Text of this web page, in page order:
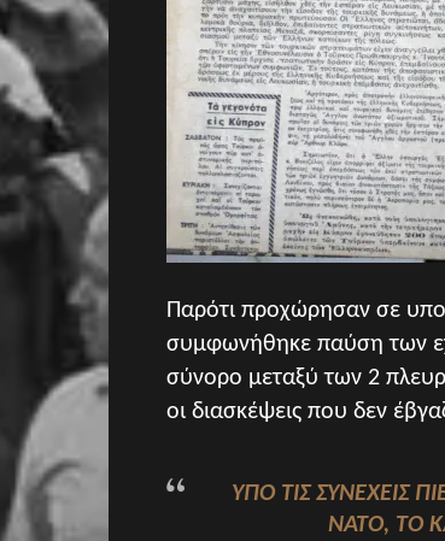
Παρότι προχώρησαν σε
συμφωνήθηκε παύση των
σύνορο μεταξύ των 2
οι διασκέψεις που δεν
ΥΠΌ ΤΙΣ ΣΥΝΕΧΕΊΣ
ΝΑΤΟ, ΤΟ